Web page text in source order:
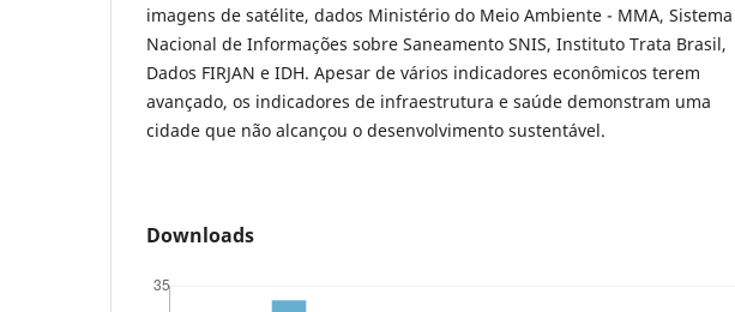
imagens de satélite, dados Ministério do Meio Ambiente - MMA, Sistema
Nacional de Informações sobre Saneamento SNIS, Instituto Trata Brasil,
Dados FIRJAN e IDH. Apesar de vários indicadores econômicos terem
avançado, os indicadores de infraestrutura e saúde demonstram uma
cidade que não alcançou o desenvolvimento sustentável.
Downloads